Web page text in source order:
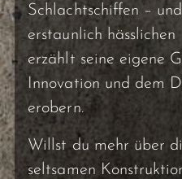
Schlachtschiffen –
erstaunlich
erzählt seine eigene
Innovation und dem
erobern.
Willst du mehr über
seltsamen